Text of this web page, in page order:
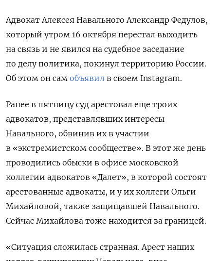
Адвокат Алексея Навального Александр Федулов,
который утром 16 октября перестал выходить
на связь и не явился на судебное заседание
по делу политика, покинул территорию России.
Об этом он сам объявил в своем Instagram.
Ранее в пятницу суд арестовал еще троих
адвокатов, представлявших интересы
Навального, обвинив их в участии
в «экстремистском сообществе». В этот же день
проводились обыски в офисе московской
коллегии адвокатов «Далет», в которой состоят
арестованные адвокаты, и у их коллеги Ольги
Михайловой, также защищавшей Навального.
Сейчас Михайлова тоже находится за границей.
«Ситуация сложилась странная. Арест наших